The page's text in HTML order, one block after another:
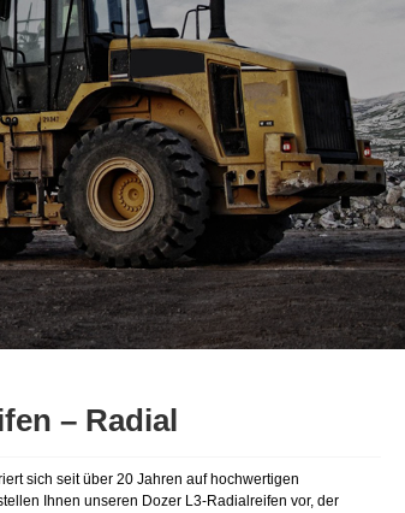
– Radial
sich seit über 20 Jahren auf hochwertigen
Ihnen unseren Dozer L3-Radialreifen vor, der